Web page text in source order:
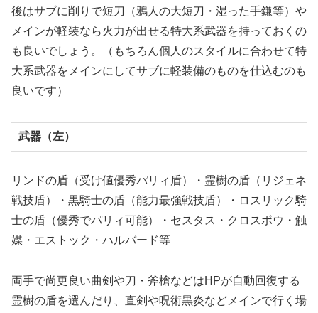
後はサブに削りで短刀（鴉人の大短刀・湿った手鎌等）や
メインが軽装なら火力が出せる特大系武器を持っておくの
も良いでしょう。（もちろん個人のスタイルに合わせて特
大系武器をメインにしてサブに軽装備のものを仕込むのも
良いです）
武器（左）
リンドの盾（受け値優秀パリィ盾）・霊樹の盾（リジェネ
戦技盾）・黒騎士の盾（能力最強戦技盾）・ロスリック騎
士の盾（優秀でパリィ可能）・セスタス・クロスボウ・触
媒・エストック・ハルバード等
両手で尚更良い曲剣や刀・斧槍などはHPが自動回復する
霊樹の盾を選んだり、直剣や呪術黒炎などメインで行く場